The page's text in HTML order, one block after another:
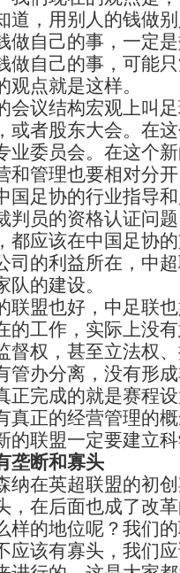
道，用别人的钱做
做自己的事，一定
做自己的事，可能
观点就是这样。
议结构宏观上叫足
或者股东大会。在
业委员会。在这个
和管理也要相对分
国足协的行业指导
判员的资格认证问
都应该在中国足协
司的利益所在，中
队的建设。
盟也好，中足联也
的工作，实际上没
督权，甚至立法权
管办分离，没有形
正完成的就是赛程
真正的经营管理的
的联盟一定要建立
垄断和寡头
在英超联盟的初创
，在后面也成了改
样的地位呢？我们
应该有寡头，我们